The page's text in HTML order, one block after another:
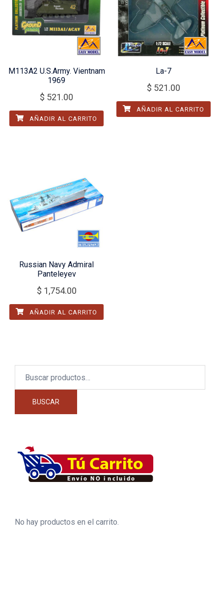
M113A2 U.S.Army. Vientnam
1969
$ 521.00
AÑADIR AL CARRITO
La-7
$ 521.00
AÑADIR AL CARRITO
Russian Navy Admiral
Panteleyev
$ 1,754.00
AÑADIR AL CARRITO
BUSCAR
No hay productos en el carrito.